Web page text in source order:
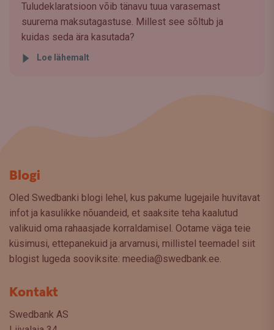
Tuludeklaratsioon võib tänavu tuua varasemast
suurema maksutagastuse. Millest see sõltub ja
kuidas seda ära kasutada?
Loe lähemalt
Blogi
Oled Swedbanki blogi lehel, kus pakume lugejaile huvitavat
infot ja kasulikke nõuandeid, et saaksite teha kaalutud
valikuid oma rahaasjade korraldamisel. Ootame väga teie
küsimusi, ettepanekuid ja arvamusi, millistel teemadel siit
blogist lugeda sooviksite: meedia@swedbank.ee.
Kontakt
Swedbank AS